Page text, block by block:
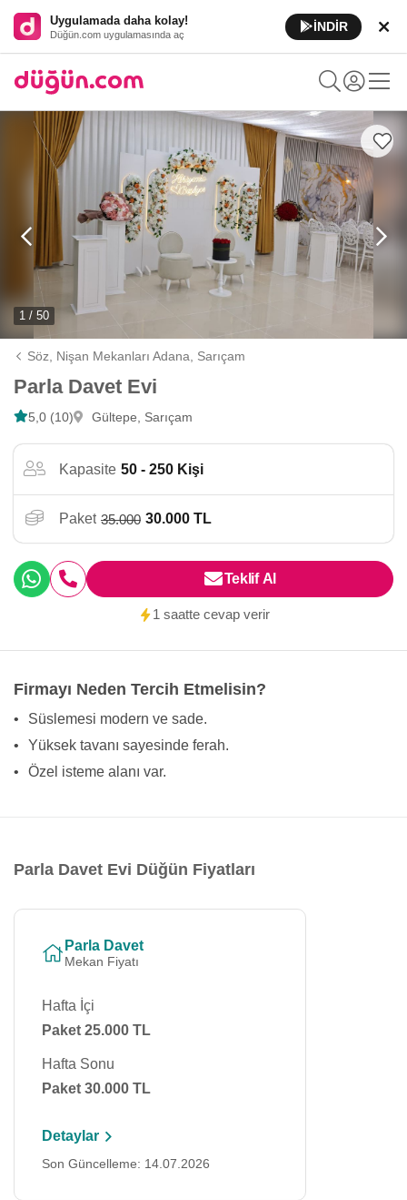
Uygulamada daha kolay!
Düğün.com uygulamasında aç
İNDİR
1 / 50
Söz, Nişan Mekanları Adana, Sarıçam
Parla Davet Evi
5,0 (10) Gültepe, Sarıçam
Kapasite 50 - 250 Kişi
Paket 35.000 30.000 TL
Teklif Al
1 saatte cevap verir
Firmayı Neden Tercih Etmelisin?
•
Süslemesi modern ve sade.
•
Yüksek tavanı sayesinde ferah.
•
Özel isteme alanı var.
Parla Davet Evi Düğün Fiyatları
Parla Davet
Mekan Fiyatı
Hafta İçi
Paket 25.000 TL
Hafta Sonu
Paket 30.000 TL
Detaylar
Son Güncelleme: 14.07.2026